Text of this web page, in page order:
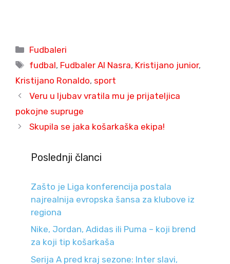
Categories
Fudbaleri
Tags
fudbal, Fudbaler Al Nasra, Kristijano junior,
Kristijano Ronaldo, sport
Veru u ljubav vratila mu je prijateljica
pokojne supruge
Skupila se jaka košarkaška ekipa!
Poslednji članci
Zašto je Liga konferencija postala
najrealnija evropska šansa za klubove iz
regiona
Nike, Jordan, Adidas ili Puma – koji brend
za koji tip košarkaša
Serija A pred kraj sezone: Inter slavi,